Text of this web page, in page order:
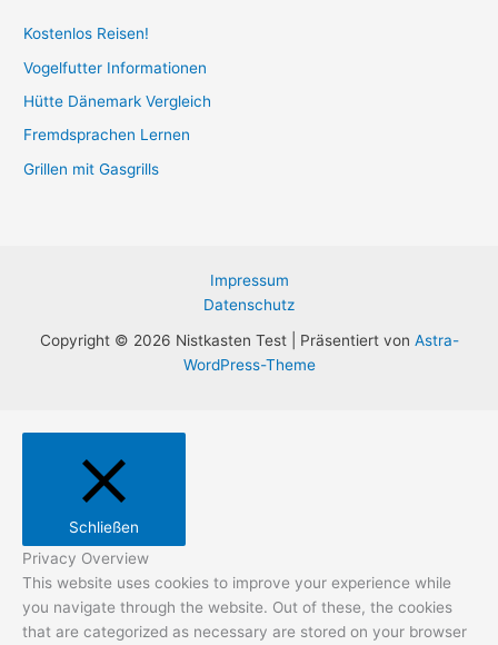
Kostenlos Reisen!
Vogelfutter Informationen
Hütte Dänemark Vergleich
Fremdsprachen Lernen
Grillen mit Gasgrills
Impressum
Datenschutz
Copyright © 2026 Nistkasten Test | Präsentiert von Astra-
WordPress-Theme
Schließen
Privacy Overview
This website uses cookies to improve your experience while
you navigate through the website. Out of these, the cookies
that are categorized as necessary are stored on your browser